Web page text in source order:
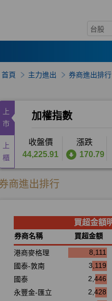
台股
首頁 主力進出 券商進出排行